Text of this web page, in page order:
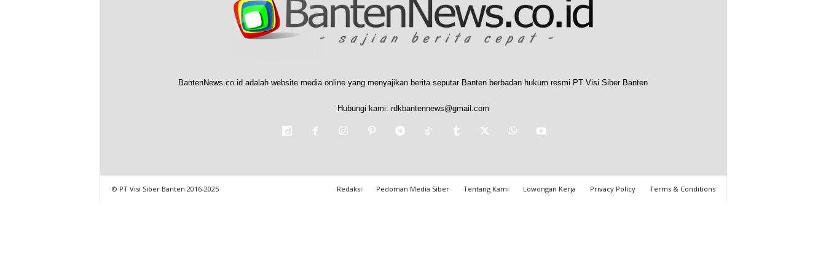
BantenNews.co.id adalah website media online yang menyajikan berita seputar Banten berbadan hukum resmi PT Visi Siber Banten
Hubungi kami: rdkbantennews@gmail.com
Redaksi Pedoman Media Siber Tentang Kami Lowongan Kerja Privacy Policy Terms & Conditions
© PT Visi Siber Banten 2016-2025